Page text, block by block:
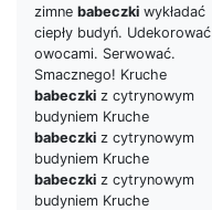
zimne babeczki wykładać
ciepły budyń. Udekorować
owocami. Serwować.
Smacznego! Kruche
babeczki z cytrynowym
budyniem Kruche
babeczki z cytrynowym
budyniem Kruche
babeczki z cytrynowym
budyniem Kruche